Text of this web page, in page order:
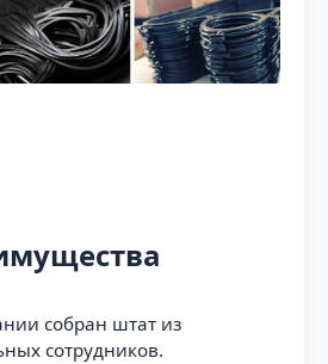
собран штат из
сотрудников.